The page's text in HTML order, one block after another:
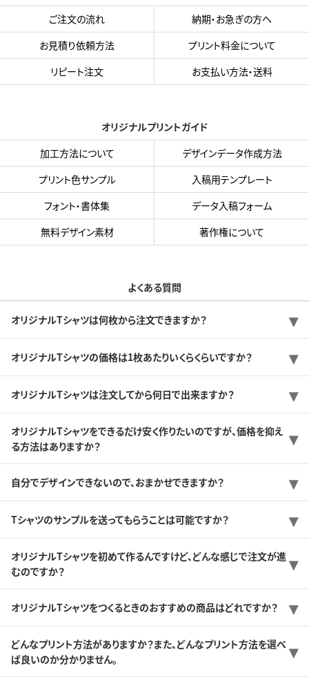
ご注文の流れ
納期・お急ぎの方へ
お見積り依頼方法
プリント料金について
リピート注文
お支払い方法・送料
オリジナルプリントガイド
加工方法について
デザインデータ作成方法
プリント色サンプル
入稿用テンプレート
フォント・書体集
データ入稿フォーム
無料デザイン素材
著作権について
よくある質問
オリジナルTシャツは何枚から注文できますか？
オリジナルTシャツの価格は1枚あたりいくらくらいですか？
オリジナルTシャツは注文してから何日で出来ますか？
オリジナルTシャツをできるだけ安く作りたいのですが、価格を抑え
る方法はありますか？
自分でデザインできないので、おまかせできますか？
Tシャツのサンプルを送ってもらうことは可能ですか？
オリジナルTシャツを初めて作るんですけど、どんな感じで注文が進
むのですか？
オリジナルTシャツをつくるときのおすすめの商品はどれですか？
どんなプリント方法がありますか？また、どんなプリント方法を選べ
ば良いのか分かりません。